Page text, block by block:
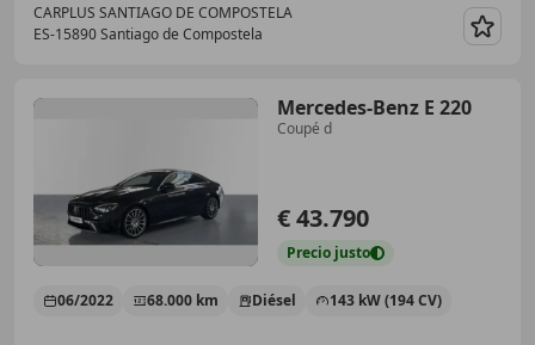
CARPLUS SANTIAGO DE COMPOSTELA
ES-15890 Santiago de Compostela
Mercedes-Benz E 220
Coupé d
€ 43.790
Precio justo
06/2022 68.000 km Diésel 143 kW (194 CV)